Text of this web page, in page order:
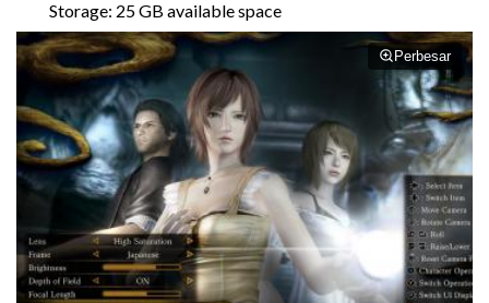
Storage: 25 GB available space
Perbesar